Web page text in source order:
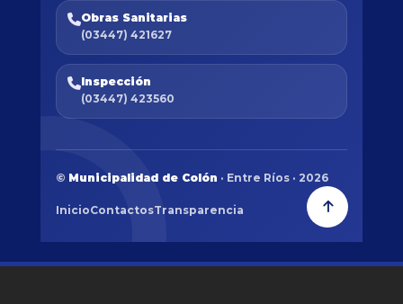
Obras Sanitarias
(03447) 421627
Inspección
(03447) 423560
© Municipalidad de Colón · Entre Ríos · 2026
InicioContactosTransparencia